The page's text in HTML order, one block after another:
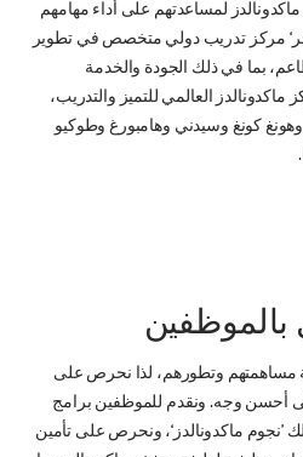
لمساعدتهم على أداء مهامهم
مركز تدريب دولي متخصص في تطوير
بما في ذلك الجودة والخدمة
العالمي للتميز والتدريب،
كونغ وسيدني وهامبورغ وطوكيو
بالموظفين
مساهمتهم وتطورهم، لذا نحرص على
أحسن وجه. ونقدم للموظفين برامج
’نجوم ماكدونالدز‘، ونحرص على تأمين